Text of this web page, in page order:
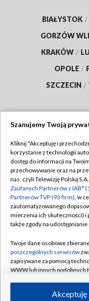
BIAŁYSTOK /
GORZÓW
KRAKÓW /
OPOLE /
SZCZECIN /
Abonament TVP
Emisja w TVP
Centrum informacji
Naziemna Telewizja
Rada Programowa
System NOS
Informacje o
Program dla prasy
Szanujemy Twoją
Kliknij "Akceptuję i
korzystanie z technologii
dostęp do informacji na
przechowywanie oraz na
nas, czyli Telewizję Polską
Zaufanych Partnerów z IAB*
Partnerów TVP (93 firm), w
zautomatyzowanego
mierzenia ich skuteczności) i
także zgody na
Twoje dane osobowe
poszczególnych serwisów
zapisywane za pomocą
WWW lub innych
ruchu w Internecie.Akceptuję